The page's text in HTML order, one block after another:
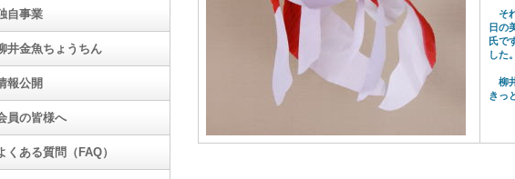
そ
日の
氏で
した。
柳
きっ
自事業
井金魚ちょうちん
報公開
員の皆様へ
くある質問（FAQ）